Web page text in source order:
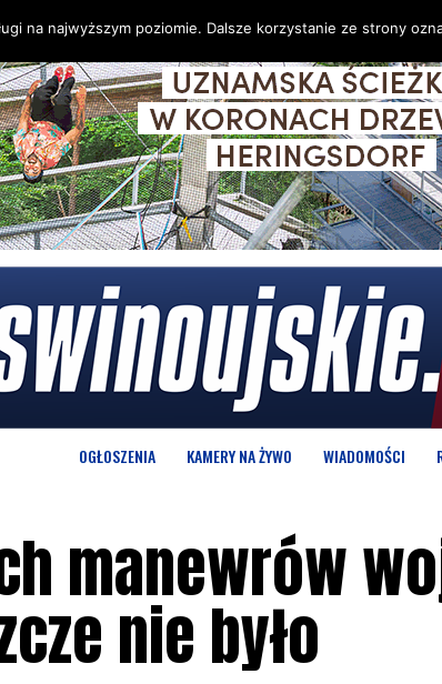
OGŁOSZENIA KAMERY NA ŻYWO WIADOMOŚCI
manewrów
nie było
na najwyższym poziomie. Dalsze korzystanie ze strony